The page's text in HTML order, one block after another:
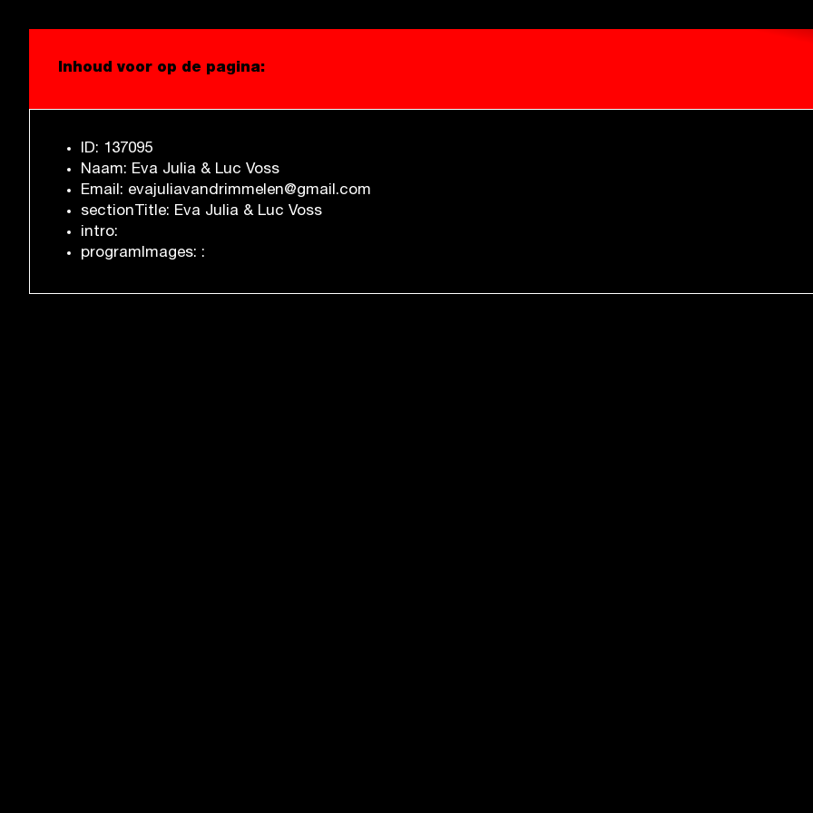
Inhoud voor op de pagina:
ID: 137095
Naam: Eva Julia & Luc Voss
Email: evajuliavandrimmelen@gmail.com
sectionTitle: Eva Julia & Luc Voss
intro:
programImages: :